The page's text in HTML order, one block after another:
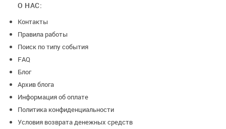
О НАС:
Контакты
Правила работы
Поиск по типу события
FAQ
Блог
Архив блога
Информация об оплате
Политика конфиденциальности
Условия возврата денежных средств